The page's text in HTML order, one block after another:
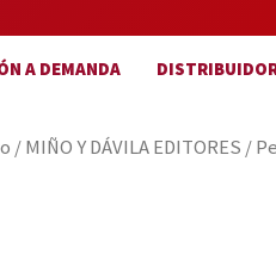
A DEMANDA
/MIÑO Y DÁVILA EDITORES /